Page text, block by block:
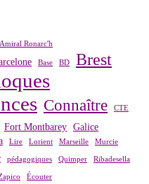
Amiral Ronarc'h
Base BD Brest
Connaître CTE
Fort Montbarey Galice
Lire Lorient Marseille Murcie
pédagogiques Quimper Ribadesella
Écouter